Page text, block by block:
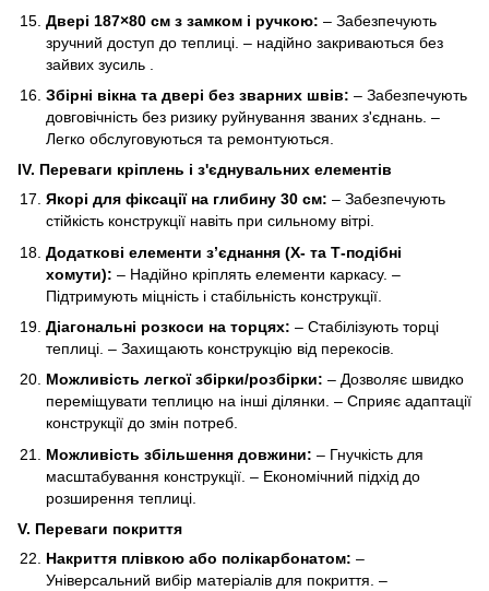
Двері 187×80 см з замком і ручкою: – Забезпечують
зручний доступ до теплиці. – надійно закриваються без
зайвих зусиль .
Збірні вікна та двері без зварних швів: – Забезпечують
довговічність без ризику руйнування званих з'єднань. –
Легко обслуговуються та ремонтуються.
IV. Переваги кріплень і з'єднувальних елементів
Якорі для фіксації на глибину 30 см: – Забезпечують
стійкість конструкції навіть при сильному вітрі.
Додаткові елементи з’єднання (Х- та Т-подібні
хомути): – Надійно кріплять елементи каркасу. –
Підтримують міцність і стабільність конструкції.
Діагональні розкоси на торцях: – Стабілізують торці
теплиці. – Захищають конструкцію від перекосів.
Можливість легкої збірки/розбірки: – Дозволяє швидко
переміщувати теплицю на інші ділянки. – Сприяє адаптації
конструкції до змін потреб.
Можливість збільшення довжини: – Гнучкість для
масштабування конструкції. – Економічний підхід до
розширення теплиці.
V. Переваги покриття
Накриття плівкою або полікарбонатом: –
Універсальний вибір матеріалів для покриття. –